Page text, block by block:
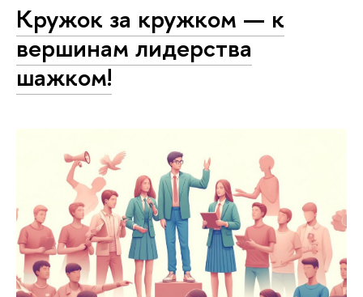
Кружок за кружком — к
вершинам лидерства
шажком!